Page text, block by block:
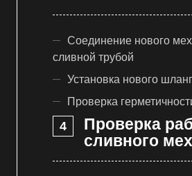
Соединение нового
сливной трубой
Установка нового
Проверка
Проверка
сливного